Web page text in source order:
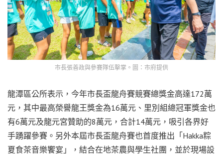
市長張善政與參賽隊伍擊掌。圖：市府提供
龍潭區公所表示，今年市長盃龍舟賽競賽總獎金高達172萬
元，其中最高榮譽龍王獎金為16萬元、里別組總冠軍獎金也
有6萬元及龍元宮贊助的8萬元，合計14萬元，吸引各界好
手踴躍參賽。另外本屆市長盃龍舟賽也首度推出「Hakka粽
夏食茶音樂饗宴」，結合在地茶農與學生社團，並於現場設